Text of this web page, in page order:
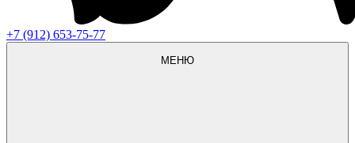
+7 (912) 653-75-77
МЕНЮ